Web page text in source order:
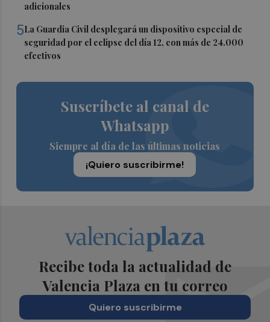
adicionales
5La Guardia Civil desplegará un dispositivo especial de
seguridad por el eclipse del día 12, con más de 24.000
efectivos
Suscríbete al canal de
Whatsapp
Siempre al día de las últimas noticias
¡Quiero suscribirme!
Recibe toda la actualidad de
Valencia Plaza en tu correo
Quiero suscribirme